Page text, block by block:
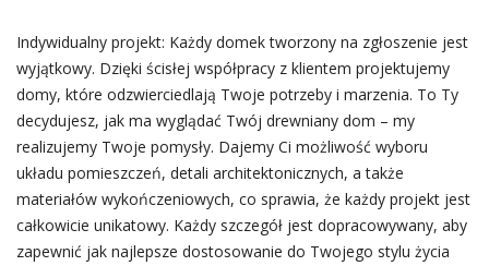
Indywidualny projekt: Każdy domek tworzony na zgłoszenie jest
wyjątkowy. Dzięki ścisłej współpracy z klientem projektujemy
domy, które odzwierciedlają Twoje potrzeby i marzenia. To Ty
decydujesz, jak ma wyglądać Twój drewniany dom – my
realizujemy Twoje pomysły. Dajemy Ci możliwość wyboru
układu pomieszczeń, detali architektonicznych, a także
materiałów wykończeniowych, co sprawia, że każdy projekt jest
całkowicie unikatowy. Każdy szczegół jest dopracowywany, aby
zapewnić jak najlepsze dostosowanie do Twojego stylu życia